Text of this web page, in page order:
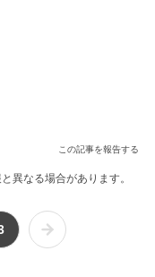
この記事を報告する
異なる場合があります。